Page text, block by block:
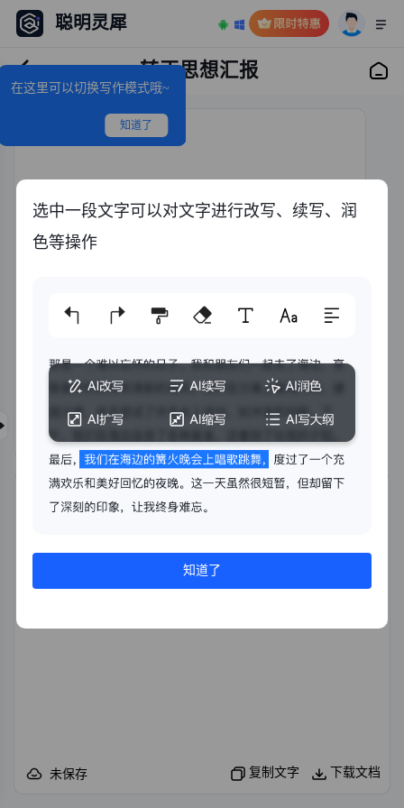
聪明灵犀
转正思想汇报
在这里可以切换写作模式哦~
知道了
开始生成
未保存 复制文字 下载文档
选中一段文字可以对文字进行改写、续写、润
色等操作
知道了